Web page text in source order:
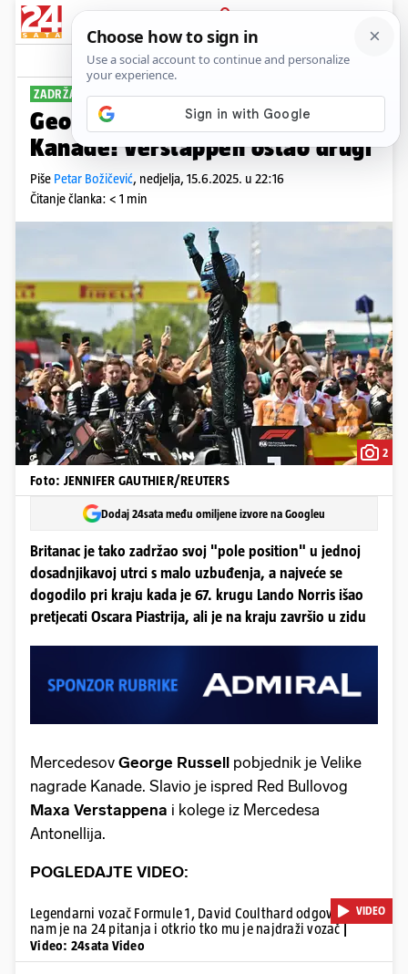
PRIJAVA
Sport Komentari
ZADRŽAO POLE POSITION
George Russell pobjednik VN
Kanade! Verstappen ostao drugi
Piše Petar Božičević, nedjelja, 15.6.2025. u 22:16
Čitanje članka: < 1 min
2
Foto: JENNIFER GAUTHIER/REUTERS
Dodaj 24sata među omiljene izvore na Googleu
Britanac je tako zadržao svoj "pole position" u jednoj
dosadnjikavoj utrci s malo uzbuđenja, a najveće se
dogodilo pri kraju kada je 67. krugu Lando Norris išao
pretjecati Oscara Piastrija, ali je na kraju završio u zidu
Mercedesov George Russell pobjednik je Velike
nagrade Kanade. Slavio je ispred Red Bullovog
Maxa Verstappena i kolege iz Mercedesa
Antonellija.
POGLEDAJTE VIDEO:
VIDEO
Legendarni vozač Formule 1, David Coulthard odgovorio
nam je na 24 pitanja i otkrio tko mu je najdraži vozač|
Video: 24sata Video